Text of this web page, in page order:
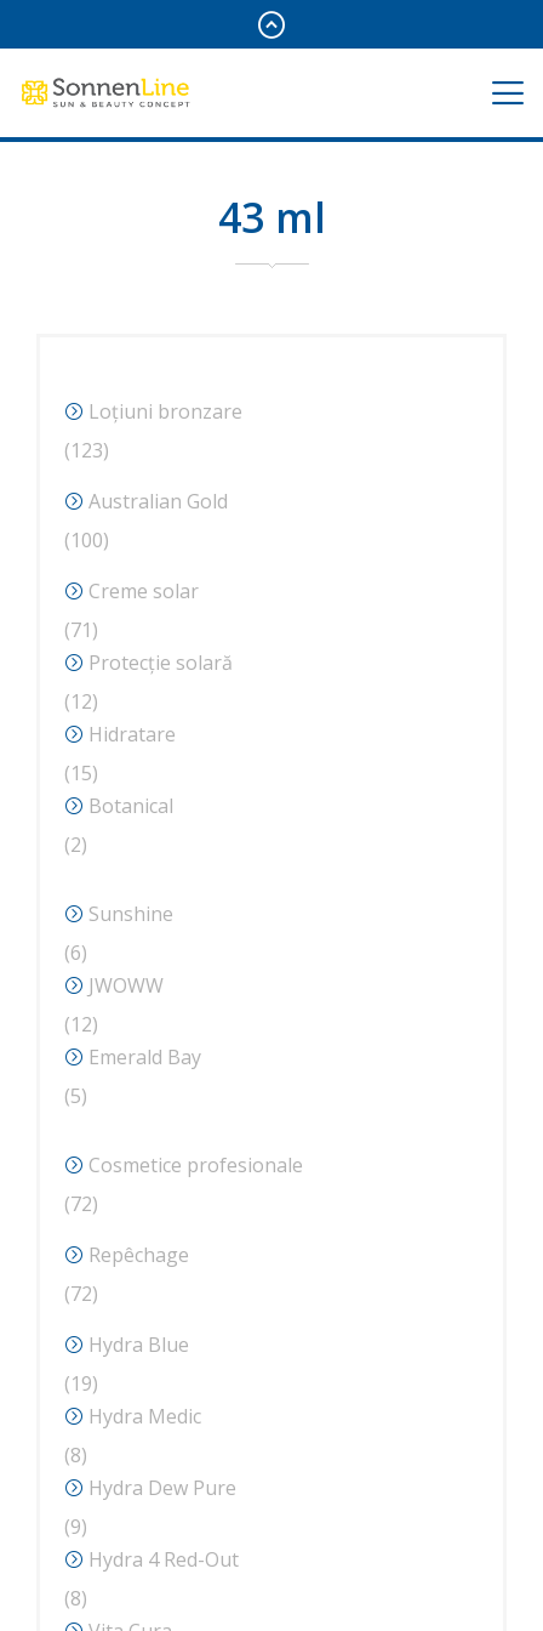
43 ml
Loțiuni bronzare
123123
produse
Australian Gold
100100
produse
Creme solar
7171
de
produse
Protecție solară
1212
produse
Hidratare
1515
produse
Botanical
22
Sunshine
66
produse
JWOWW
1212
produse
Emerald Bay
55
Cosmetice profesionale
7272
produse
Repêchage
7272
produse
Hydra Blue
1919
produse
Hydra Medic
88
produse
Hydra Dew Pure
99
produse
Hydra 4 Red-Out
88
produse